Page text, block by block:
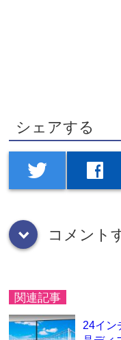
シェアする
twitter facebook
down コメント
関連記事
24イン